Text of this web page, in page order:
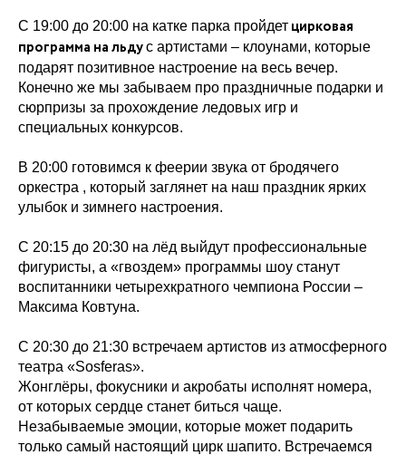
С 19:00 до 20:00 на катке парка пройдет цирковая
программа на льдус артистами – клоунами, которые
подарят позитивное настроение на весь вечер.
Конечно же мы забываем про праздничные подарки и
сюрпризы за прохождение ледовых игр и
специальных конкурсов.
В 20:00 готовимся к феерии звука от бродячего
оркестра , который заглянет на наш праздник ярких
улыбок и зимнего настроения.
С 20:15 до 20:30 на лёд выйдут профессиональные
фигуристы, а «гвоздем» программы шоу станут
воспитанники четырехкратного чемпиона России –
Максима Ковтуна.
С 20:30 до 21:30 встречаем артистов из атмосферного
театра «Sosferas».
Жонглёры, фокусники и акробаты исполнят номера,
от которых сердце станет биться чаще.
Незабываемые эмоции, которые может подарить
только самый настоящий цирк шапито. Встречаемся